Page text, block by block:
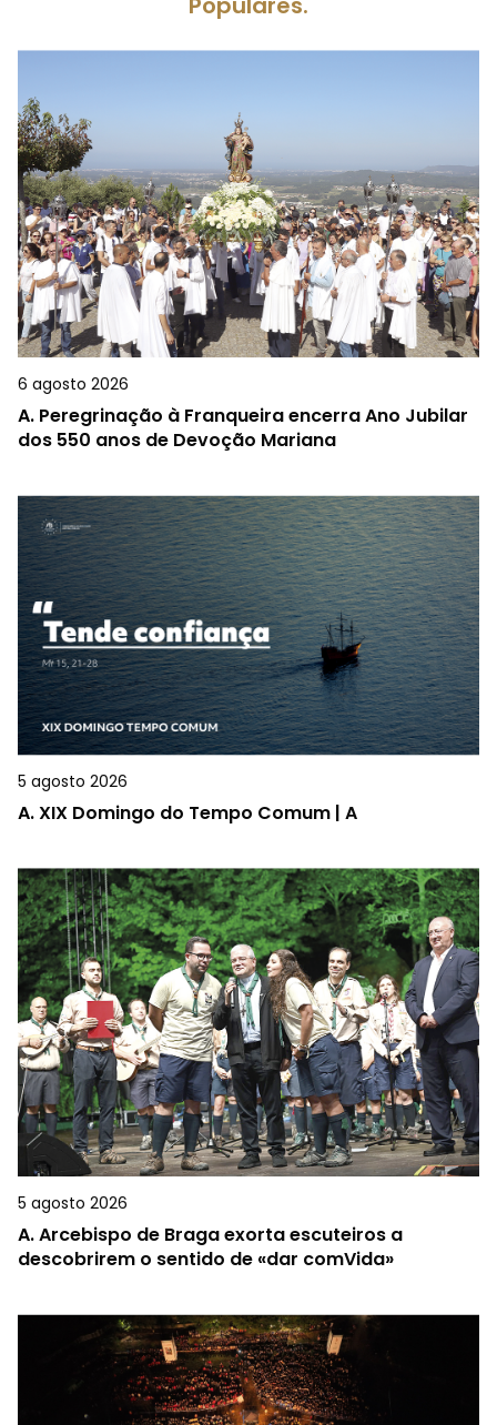
6 agosto 2026
A. Peregrinação à Franqueira encerra Ano Jubilar
dos 550 anos de Devoção Mariana
5 agosto 2026
A.XIX Domingo do Tempo Comum | A
5 agosto 2026
A.Arcebispo de Braga exorta escuteiros a
descobrirem o sentido de «dar comVida»